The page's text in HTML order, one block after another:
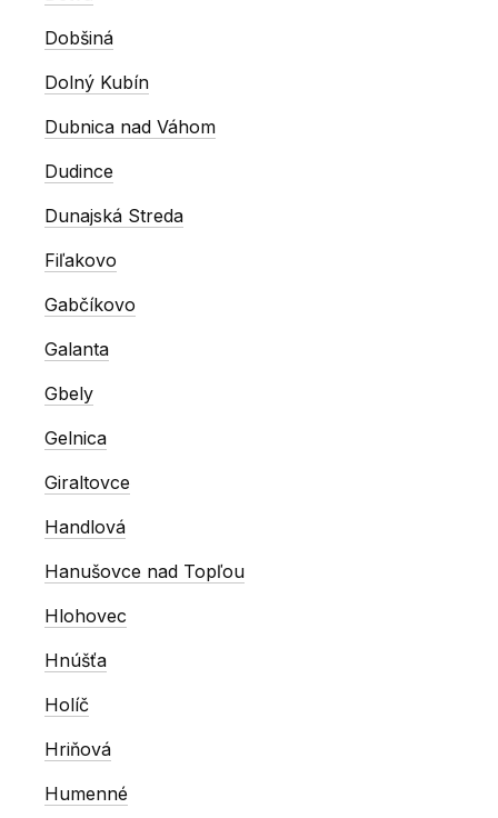
Dobšiná
Dolný Kubín
Dubnica nad Váhom
Dudince
Dunajská Streda
Fiľakovo
Gabčíkovo
Galanta
Gbely
Gelnica
Giraltovce
Handlová
Hanušovce nad Topľou
Hlohovec
Hnúšťa
Holíč
Hriňová
Humenné